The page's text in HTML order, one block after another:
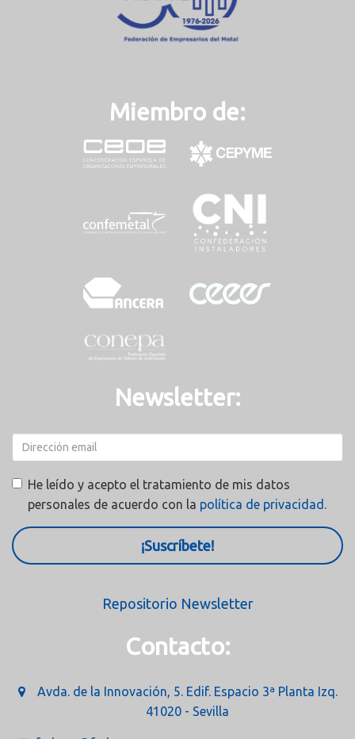
Miembro de:
Newsletter:
He leído y acepto el tratamiento de mis datos
personales de acuerdo con la política de privacidad.
¡Suscríbete!
Repositorio Newsletter
Contacto:
Avda. de la Innovación, 5. Edif. Espacio 3ª Planta Izq.
41020 - Sevilla